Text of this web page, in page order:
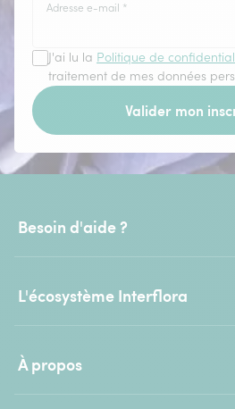
Adresse e-mail *
J'ai lu la Politique de
traitement de mes données
Valider mon
Besoin d'aide ?
L'écosystème Interflora
À propos